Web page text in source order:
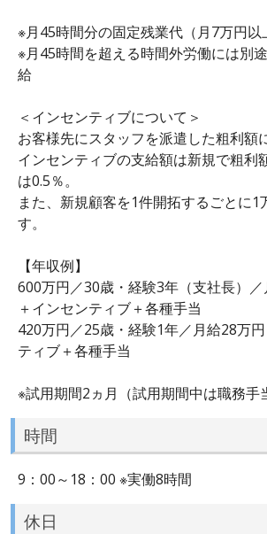
※月45時間分の固定残業代（月7万円以
※月45時間を超える時間外労働には別
給
＜インセンティブについて＞
お客様先にスタッフを派遣した粗利額
インセンティブの支給額は新規で粗利
は0.5％。
また、新規顧客を1件開拓するごとに1
す。
【年収例】
600万円／30歳・経験3年（支社長）
＋インセンティブ＋各種手当
420万円／25歳・経験1年／月給28万
ティブ＋各種手当
※試用期間2ヵ月（試用期間中は職務手
時間
9：00～18：00 ※実働8時間
休日